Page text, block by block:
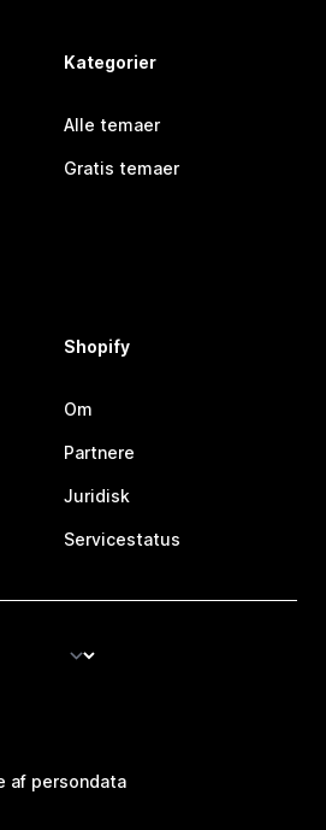
Kategorier
Alle temaer
Gratis temaer
Shopify
Om
Partnere
Juridisk
Servicestatus
af persondata